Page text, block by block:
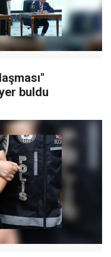
buldu